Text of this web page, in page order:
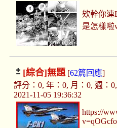
欸幹你連
是怎樣啦
[綜合]無題[62篇回應]
評分：0, 年：0, 月：0, 週：
2021-11-05 19:36:32
https://